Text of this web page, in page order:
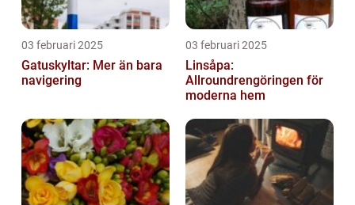
03 februari 2025
Gatuskyltar: Mer än bara
navigering
03 februari 2025
Linsåpa:
Allroundrengöringen för
moderna hem